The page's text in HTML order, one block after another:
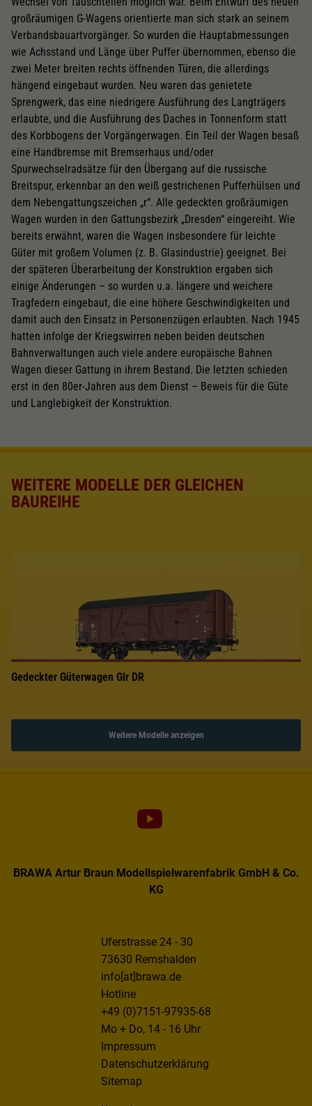
großräumigen G-Wagens orientierte man sich stark an seinem
Verbandsbauartvorgänger. So wurden die Hauptabmessungen
wie Achsstand und Länge über Puffer übernommen, ebenso die
zwei Meter breiten rechts öffnenden Türen, die allerdings
hängend eingebaut wurden. Neu waren das genietete
Sprengwerk, das eine niedrigere Ausführung des Langträgers
erlaubte, und die Ausführung des Daches in Tonnenform statt
des Korbbogens der Vorgängerwagen. Ein Teil der Wagen besaß
eine Handbremse mit Bremserhaus und/oder
Spurwechselradsätze für den Übergang auf die russische
Breitspur, erkennbar an den weiß gestrichenen Pufferhülsen und
dem Nebengattungszeichen „r“. Alle gedeckten großräumigen
Wagen wurden in den Gattungsbezirk „Dresden“ eingereiht. Wie
bereits erwähnt, waren die Wagen insbesondere für leichte
Güter mit großem Volumen (z. B. Glasindustrie) geeignet. Bei
der späteren Überarbeitung der Konstruktion ergaben sich
einige Änderungen – so wurden u.a. längere und weichere
Tragfedern eingebaut, die eine höhere Geschwindigkeiten und
damit auch den Einsatz in Personenzügen erlaubten. Nach 1945
hatten infolge der Kriegswirren neben beiden deutschen
Bahnverwaltungen auch viele andere europäische Bahnen
Wagen dieser Gattung in ihrem Bestand. Die letzten schieden
erst in den 80er-Jahren aus dem Dienst – Beweis für die Güte
und Langlebigkeit der Konstruktion.
WEITERE MODELLE DER GLEICHEN
BAUREIHE
Gedeckter Güterwagen Glr DR
Weitere Modelle anzeigen
BRAWA Artur Braun Modellspielwarenfabrik GmbH & Co.
KG
Uferstrasse 24 - 30
73630 Remshalden
info[at]brawa.de
Hotline
+49 (0)7151-97935-68
Mo + Do, 14 - 16 Uhr
Impressum
Datenschutzerklärung
Sitemap